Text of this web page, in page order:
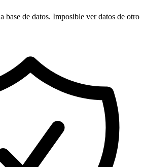
base de datos. Imposible ver datos de otro